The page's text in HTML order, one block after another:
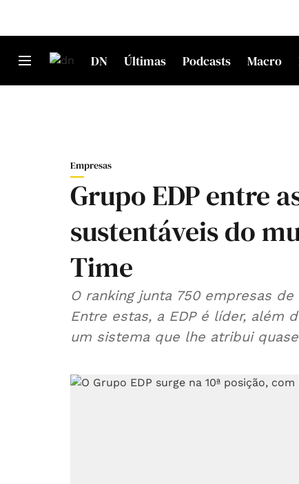
DN Últimas Podcasts Macro
Empresas
Grupo EDP entre
sustentáveis do
Time
O ranking junta 750 empresas
Entre estas, a EDP é líder, além
um sistema que lhe atribui